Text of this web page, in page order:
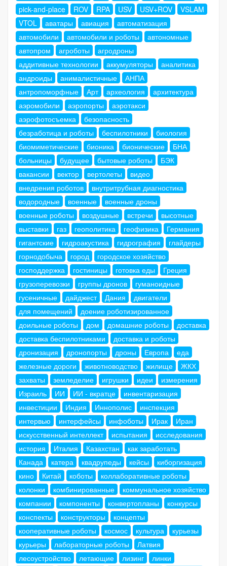
pick-and-place
ROV RPA USV USV+ROV
VSLAM
VTOL
аватары авиация
автоматизация
автомобили
автомобили и роботы
автономные
автопром
агроботы
агродроны
аддитивные технологии
аккумуляторы
аналитика
андроиды
анималистичные
АНПА
антропоморфные
Арт археология
архитектура
аэромобили
аэропорты
аэротакси
аэрофотосъемка
безопасность
безработица и роботы
беспилотники
биология
биомиметические
бионика бионические
БНА
больницы
будущее бытовые роботы
БЭК
вакансии
вектор вертолеты
видео
внедрения роботов
внутритрубная диагностика
водородные
военные
военные дроны
военные роботы
воздушные встречи
высотные
выставки
газ геополитика геофизика
Германия
гигантские
гидроакустика гидрография
глайдеры
горнодобыча
город
городское хозяйство
господдержка
гостиницы готовка еды
Греция
грузоперевозки
группы дронов
гуманоидные
гусеничные
дайджест Дания
двигатели
для помещений
доение роботизированное
доильные роботы
дом домашние роботы
доставка
доставка беспилотниками
доставка и роботы
дронизация
дронопорты дроны Европа
еда
железные дороги
животноводство жилище
ЖКХ
захваты
земледелие игрушки идеи
измерения
Израиль
ИИ ИИ - вкратце
инвентаризация
инвестиции
Индия Иннополис
инспекция
интервью
интерфейсы инфоботы Ирак
Иран
искусственный интеллект
испытания
исследования
история
Италия Казахстан
как заработать
Канада
катера квадрупеды кейсы
киборгизация
кино
Китай коботы
коллаборативные роботы
колонки
комбинированные
коммунальное хозяйство
компании
компоненты конвертопланы
конкурсы
конспекты
конструкторы
концепты
кооперативные роботы
космос культура
курьезы
курьеры
лабораторные роботы
Латвия
лесоустройство
летающие лизинг
линки